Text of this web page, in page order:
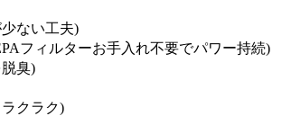
ない工夫)
フィルターお手入れ不要でパワー持続)
臭)
クラク)